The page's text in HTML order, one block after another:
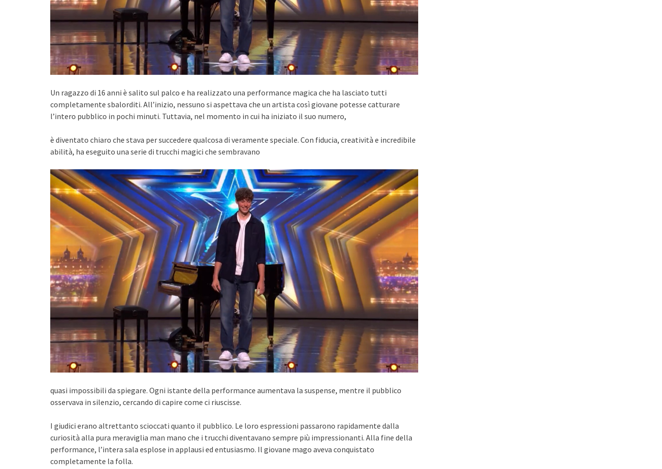
Un ragazzo di 16 anni è salito sul palco e ha realizzato una performance magica che ha lasciato tutti
completamente sbalorditi. All’inizio, nessuno si aspettava che un artista così giovane potesse catturare
l’intero pubblico in pochi minuti. Tuttavia, nel momento in cui ha iniziato il suo numero,
è diventato chiaro che stava per succedere qualcosa di veramente speciale. Con fiducia, creatività e incredibile
abilità, ha eseguito una serie di trucchi magici che sembravano
quasi impossibili da spiegare. Ogni istante della performance aumentava la suspense, mentre il pubblico
osservava in silenzio, cercando di capire come ci riuscisse.
I giudici erano altrettanto scioccati quanto il pubblico. Le loro espressioni passarono rapidamente dalla
curiosità alla pura meraviglia man mano che i trucchi diventavano sempre più impressionanti. Alla fine della
performance, l’intera sala esplose in applausi ed entusiasmo. Il giovane mago aveva conquistato
completamente la folla.